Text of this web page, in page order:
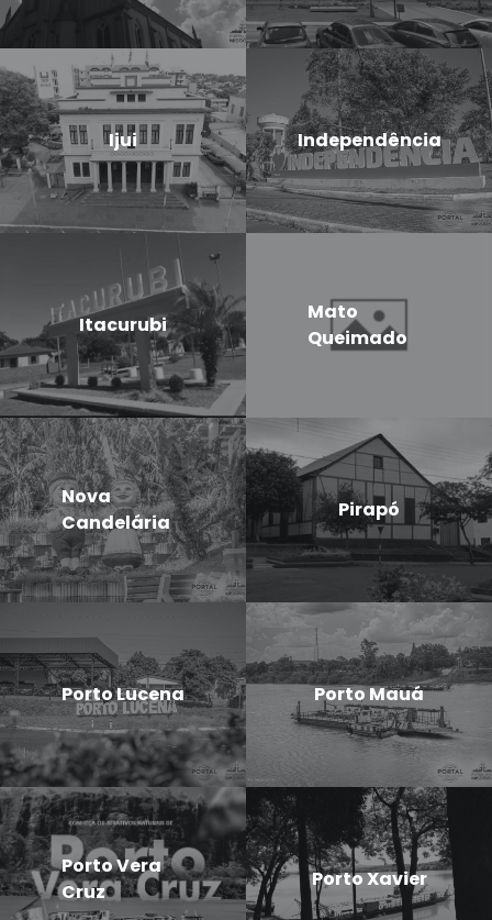
Ijui Independência
Itacurubi
Mato
Queimado
Nova
Candelária
Pirapó
Porto Lucena Porto Mauá
Porto Vera
Cruz
Porto Xavier